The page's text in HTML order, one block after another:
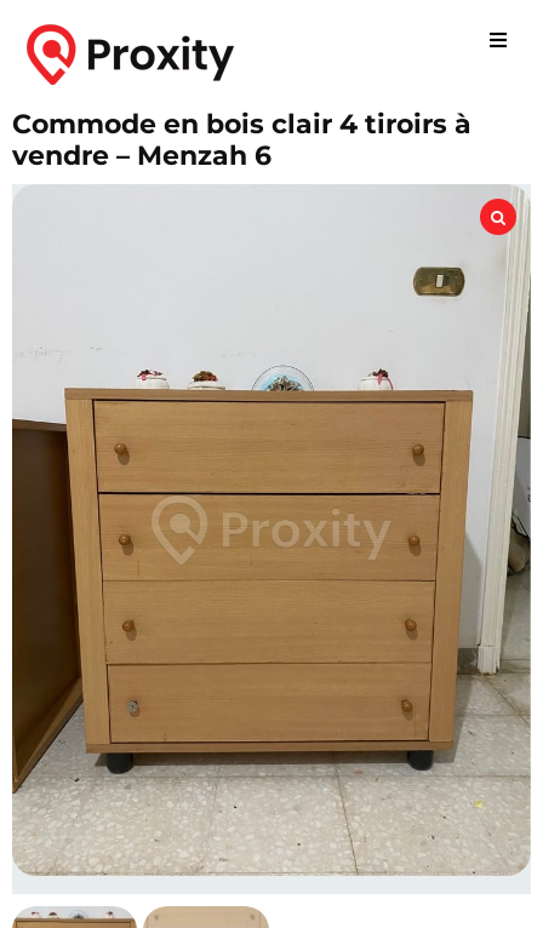
Commode en bois clair 4 tiroirs à
vendre – Menzah 6